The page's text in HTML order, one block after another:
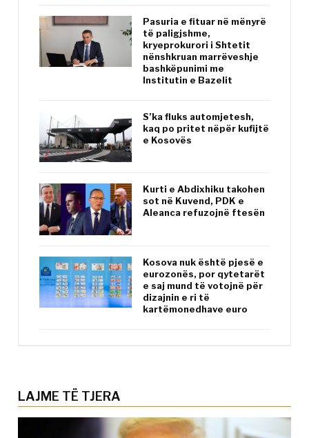
Pasuria e fituar në mënyrë
të paligjshme,
kryeprokurori i Shtetit
nënshkruan marrëveshje
bashkëpunimi me
Institutin e Bazelit
S’ka fluks automjetesh,
kaq po pritet nëpër kufijtë
e Kosovës
Kurti e Abdixhiku takohen
sot në Kuvend, PDK e
Aleanca refuzojnë ftesën
Kosova nuk është pjesë e
eurozonës, por qytetarët
e saj mund të votojnë për
dizajnin e ri të
kartëmonedhave euro
LAJME TË TJERA